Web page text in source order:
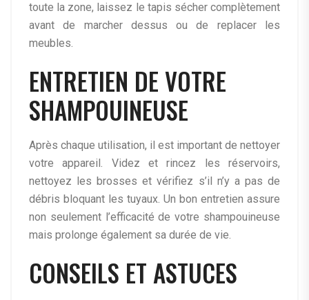
toute la zone, laissez le tapis sécher complètement
avant de marcher dessus ou de replacer les
meubles.
ENTRETIEN DE VOTRE
SHAMPOUINEUSE
Après chaque utilisation, il est important de nettoyer
votre appareil. Videz et rincez les réservoirs,
nettoyez les brosses et vérifiez s’il n’y a pas de
débris bloquant les tuyaux. Un bon entretien assure
non seulement l’efficacité de votre shampouineuse
mais prolonge également sa durée de vie.
CONSEILS ET ASTUCES